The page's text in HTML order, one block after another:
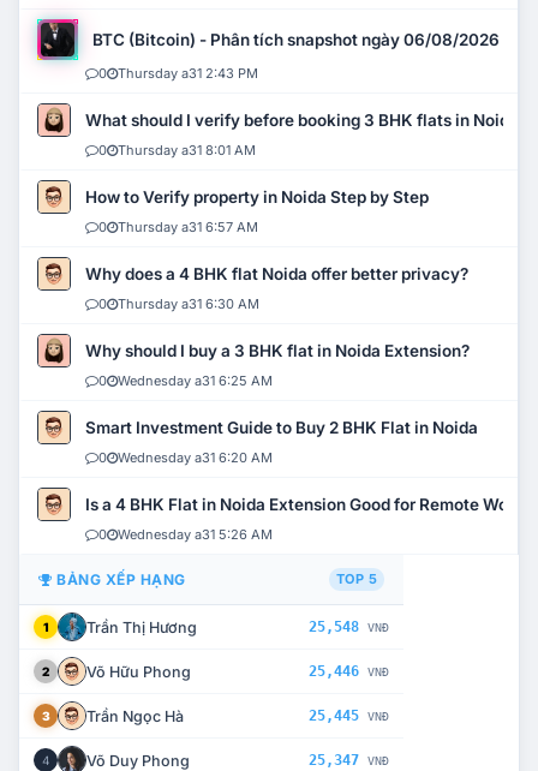
BTC (Bitcoin) - Phân tích snapshot ngày 06/08/2026
0 Thursday a31 2:43 PM
What should I verify before booking 3 BHK flats in Noida?
0 Thursday a31 8:01 AM
How to Verify property in Noida Step by Step
0 Thursday a31 6:57 AM
Why does a 4 BHK flat Noida offer better privacy?
0 Thursday a31 6:30 AM
Why should I buy a 3 BHK flat in Noida Extension?
0 Wednesday a31 6:25 AM
Smart Investment Guide to Buy 2 BHK Flat in Noida
0 Wednesday a31 6:20 AM
Is a 4 BHK Flat in Noida Extension Good for Remote Work?
0 Wednesday a31 5:26 AM
BẢNG XẾP HẠNG TOP 5
1 Trần Thị Hương 25,548 VNĐ
2 Võ Hữu Phong 25,446 VNĐ
3 Trần Ngọc Hà 25,445 VNĐ
4 Võ Duy Phong 25,347 VNĐ